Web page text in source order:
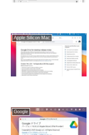
Apple Silicon Mac
Google